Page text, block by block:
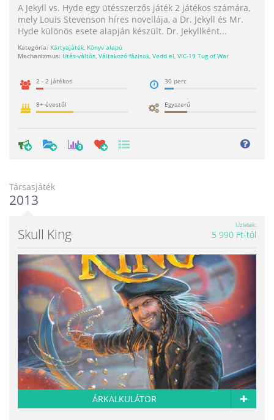
A Jekyll vs. Hyde egy ütésszerzős játék 2 játékos számára,
mely Louis Stevenson híres novellája, a Dr. Jekyll és Mr.
Hyde különös esete alapján készült. Dr. Jekyllként...
Kategória: Kártyajáték, Könyv alapú
Mechanizmus: Ütés-váltós, Váltakozó fázisok, Vedd el, VIC-19 Tug of War
2 - 2 játékos 30 perc
8+ évestől Egyszerű
0
Társasjáték
2013
Skull King
Üzletek
5 990 Ft-tól
ÁRKALKULÁTOR